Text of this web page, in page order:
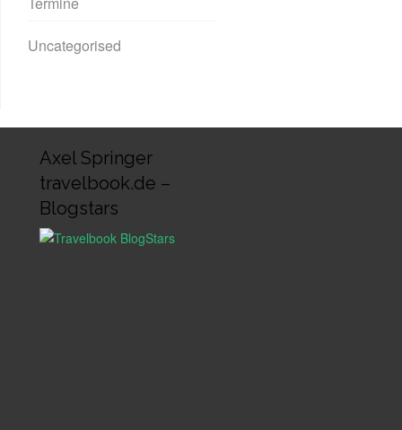
Uncategorised
Axel Springer
travelbook.de –
Blogstars